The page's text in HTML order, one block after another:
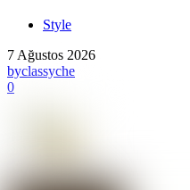
Style
7 Ağustos 2026
byclassyche
0